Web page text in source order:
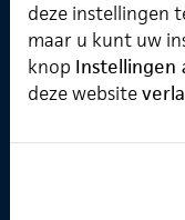
Software &
Cursusplanner
Professional Services
Verzuimmanager
deze instellingen
maar u kunt uw
knop Instellingen
deze website